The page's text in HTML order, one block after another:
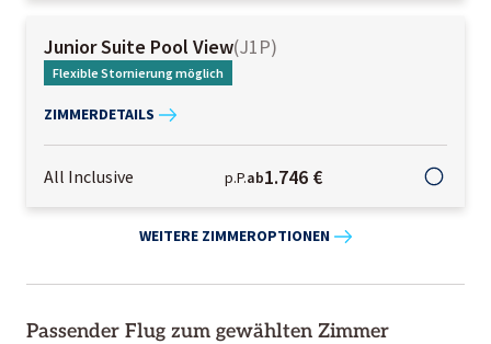
Junior Suite Pool View(J1P)
Flexible Stornierung möglich
ZIMMERDETAILS
All Inclusive p.P.ab1.746 €
WEITERE ZIMMEROPTIONEN
Passender Flug zum gewählten Zimmer